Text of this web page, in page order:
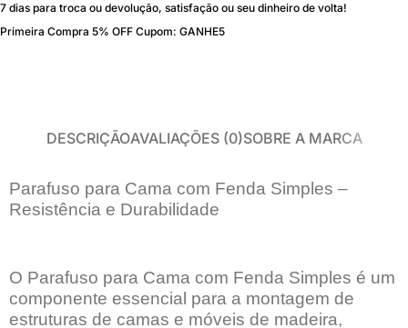
7 dias para troca ou devolução, satisfação ou seu dinheiro de volta!
Primeira Compra 5% OFF Cupom: GANHE5
DESCRIÇÃOAVALIAÇÕES (0)SOBRE A MARCA
Parafuso para Cama com Fenda Simples –
Resistência e Durabilidade
O Parafuso para Cama com Fenda Simples é um
componente essencial para a montagem de
estruturas de camas e móveis de madeira,